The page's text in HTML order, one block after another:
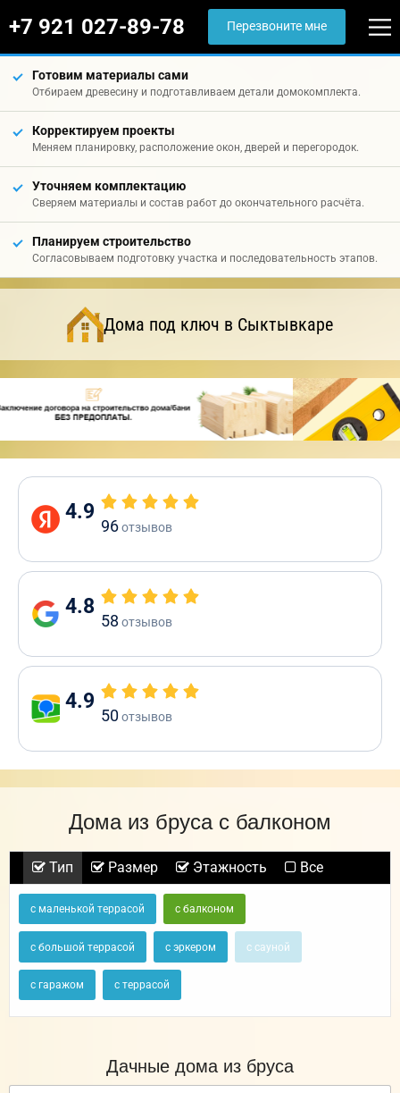
+7 921 027-89-78 Перезвоните мне
Готовим материалы сами
Отбираем древесину и подготавливаем детали домокомплекта.
Корректируем проекты
Меняем планировку, расположение окон, дверей и перегородок.
Уточняем комплектацию
Сверяем материалы и состав работ до окончательного расчёта.
Планируем строительство
Согласовываем подготовку участка и последовательность этапов.
Дома под ключ в Сыктывкаре
4.9
96отзывов
4.8
58 отзывов
4.9
50отзывов
Дома из бруса с балконом
Тип Размер Этажность Все
с маленькой террасой с балконом
с большой террасой с эркером с сауной
с гаражом с террасой
Дачные дома из бруса